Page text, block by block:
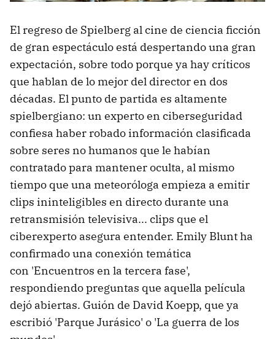
El regreso de Spielberg al cine de ciencia ficción
de gran espectáculo está despertando una gran
expectación, sobre todo porque ya hay críticos
que hablan de lo mejor del director en dos
décadas. El punto de partida es altamente
spielbergiano: un experto en ciberseguridad
confiesa haber robado información clasificada
sobre seres no humanos que le habían
contratado para mantener oculta, al mismo
tiempo que una meteoróloga empieza a emitir
clips ininteligibles en directo durante una
retransmisión televisiva... clips que el
ciberexperto asegura entender. Emily Blunt ha
confirmado una conexión temática
con 'Encuentros en la tercera fase',
respondiendo preguntas que aquella película
dejó abiertas. Guión de David Koepp, que ya
escribió 'Parque Jurásico' o 'La guerra de los